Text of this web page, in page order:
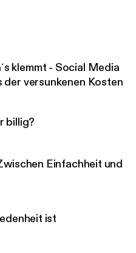
zu begeben. In
sprudelnden
Themen wie
und
im Kontext des
Aber hier geht es nicht
Fichte-Kontext,
definiert!
klemmt - Social Media
der versunkenen Kosten
billig?
Einfachheit und
ist